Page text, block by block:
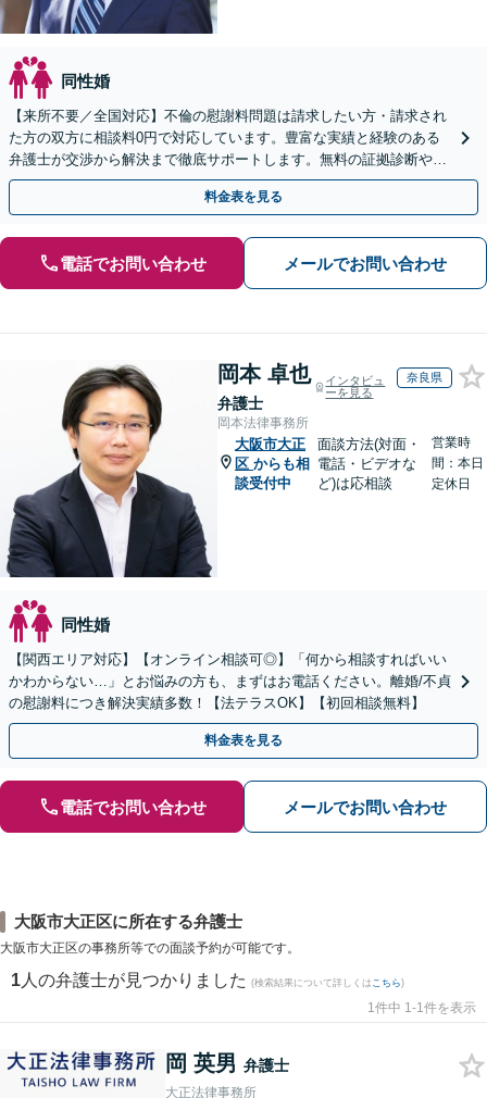
同性婚
【来所不要／全国対応】不倫の慰謝料問題は請求したい方・請求され
た方の双方に相談料0円で対応しています。豊富な実績と経験のある
弁護士が交渉から解決まで徹底サポートします。無料の証拠診断や着
手金の返還保証もありますので安心してご相談ください。
料金表を見る
電話でお問い合わせ メールでお問い合わせ
岡本 卓也
弁護士
インタビュ
ーを見る
奈良県
岡本法律事務所
大阪市大正
区 からも相
談受付中
面談方法(対面・
電話・ビデオな
ど)は応相談
営業時
間：本日
定休日
同性婚
【関西エリア対応】【オンライン相談可◎】「何から相談すればいい
かわからない…」とお悩みの方も、まずはお電話ください。離婚/不貞
の慰謝料につき解決実績多数！【法テラスOK】【初回相談無料】
料金表を見る
電話でお問い合わせ メールでお問い合わせ
大阪市大正区に所在する弁護士
大阪市大正区の事務所等での面談予約が可能です。
1 人の弁護士が見つかりました (検索結果について詳しくは こちら)
1件中 1-1件を表示
岡 英男 弁護士
大正法律事務所